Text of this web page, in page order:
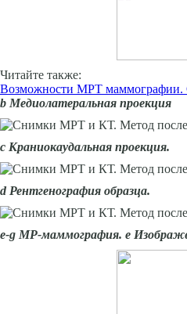
Читайте также:
Возможности МРТ маммографии.
b Медиолатеральная проекция
с Краниокаудальная проекция.
d Рентгенография образца.
е-g МР-маммография. е